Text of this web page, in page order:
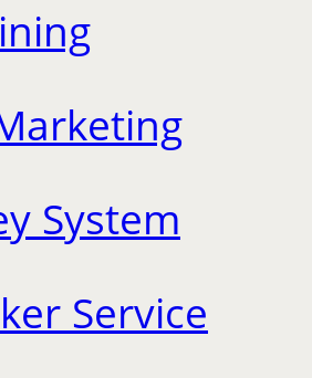
System
Service